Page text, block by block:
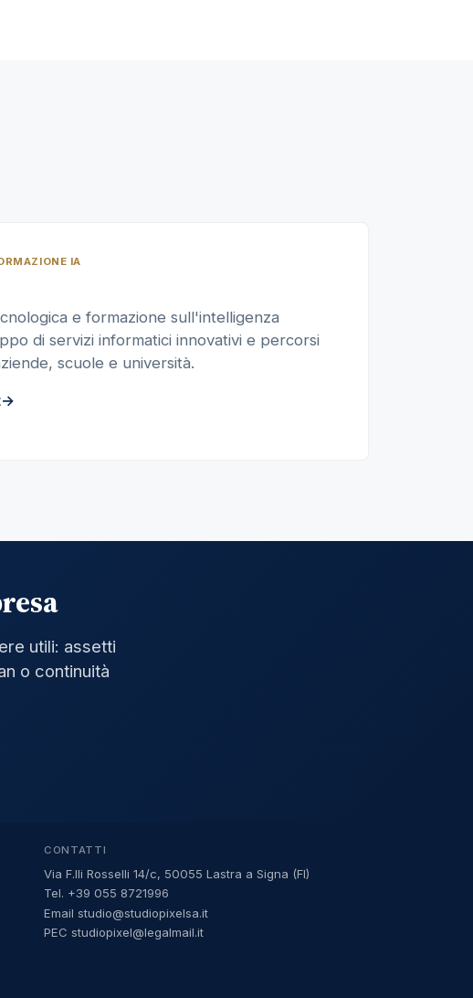
IA
e formazione sull'intelligenza
di servizi informatici innovativi e percorsi
scuole e università.
utili: assetti
o continuità
CONTATTI
Via F.lli Rosselli 14/c, 50055 Lastra a Signa (FI)
Tel. +39 055 8721996
Email studio@studiopixelsa.it
PEC studiopixel@legalmail.it